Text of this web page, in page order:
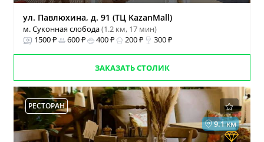
ул. Павлюхина, д. 91 (ТЦ KazanMall)
м. Суконная слобода(1.2 км, 17 мин)
1500 ₽
600 ₽ 400 ₽ 200 ₽ 300 ₽
ЗАКАЗАТЬ СТОЛИК
РЕСТОРАН
9.1 км